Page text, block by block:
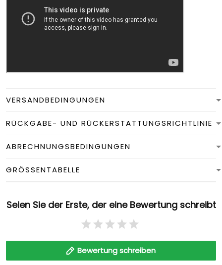
VERSANDBEDINGUNGEN
RÜCKGABE- UND RÜCKERSTATTUNGSRICHTLINIE
ABRECHNUNGSBEDINGUNGEN
GRÖSSENTABELLE
Seien Sie der Erste, der eine Bewertung schreibt
Bewertung schreiben